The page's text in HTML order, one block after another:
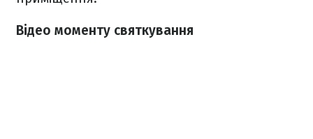
Відео моменту святкування